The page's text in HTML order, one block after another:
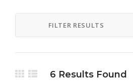
Getaway
Gym
Holiday
Hot Spot
Live Music
Makeup
FILTER RESULTS
6 Results Found